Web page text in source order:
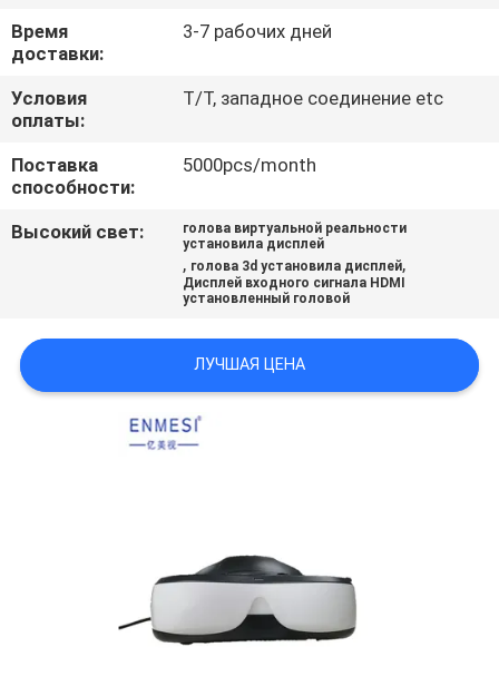
СПРОСИТЕ
ЦИТАТУ
SHOPPING
ONLINE
КАРТА
ПОЛИТИКА
КОНФИДЕНЦИАЛЬНОСТИ
Время
доставки:
3-7 рабочих дней
Условия
оплаты:
T/T, западное соединение etc
Поставка
способности:
5000pcs/month
Высокий свет:
голова виртуальной реальности
установила дисплей
, голова 3d установила дисплей,
Дисплей входного сигнала HDMI
установленный головой
ЛУЧШАЯ ЦЕНА